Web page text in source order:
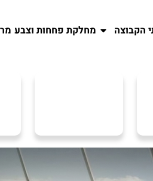
הקבוצה מחלקת פחחות וצבע